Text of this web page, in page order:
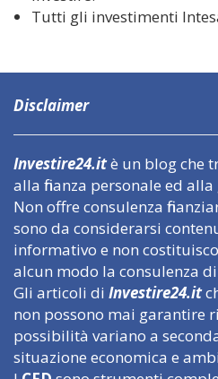
Tutti gli investimenti
Disclaimer
Investire24.itè un blog che
alla finanza personale ed
Non offre consulenza
sono da considerarsi
informativo e non
alcun modo la consulenza
Gli articoli di Investire24.it
non possono mai garantire
possibilità variano a
situazione economica e